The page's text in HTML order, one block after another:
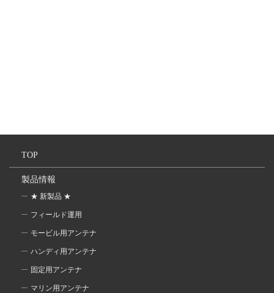
TOP
製品情報
★ 新製品 ★
フィールド運用
モービル用アンテナ
ハンディ用アンテナ
固定用アンテナ
マリン用アンテナ